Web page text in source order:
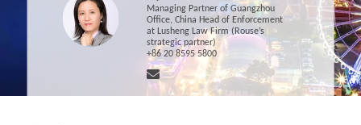
Managing Partner of Guangzhou
Office, China Head of Enforcement
at Lusheng Law Firm (Rouse’s
strategic partner)
+86 20 8595 5800